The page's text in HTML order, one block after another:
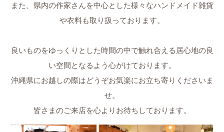
また、県内の作家さんを中心とした様々なハンドメイド雑貨
や衣料も取り扱っております。
良いものをゆっくりとした時間の中で触れ合える居心地の良
い空間となるよう心がけております。
沖縄県にお越しの際はどうぞお気楽にお立ち寄りくださいま
せ。
皆さまのご来店を心よりお待ちしております。